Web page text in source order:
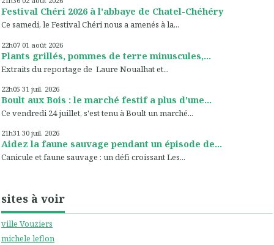
Festival Chéri 2026 à l'abbaye de Chatel-Chéhéry
Ce samedi, le Festival Chéri nous a amenés à la...
22h07 01 août 2026
Plants grillés, pommes de terre minuscules,...
Extraits du reportage de Laure Noualhat et...
22h05 31 juil. 2026
Boult aux Bois : le marché festif a plus d'une...
Ce vendredi 24 juillet, s'est tenu à Boult un marché...
21h31 30 juil. 2026
Aidez la faune sauvage pendant un épisode de...
Canicule et faune sauvage : un défi croissant Les...
sites à voir
ville Vouziers
michele leflon